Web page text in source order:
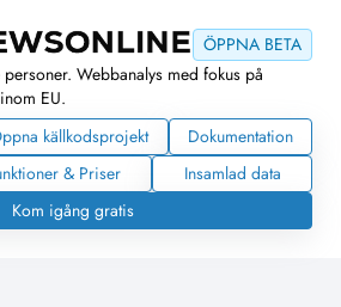
ÖPPNA BETA
Webbanalys med fokus på
EU.
källkodsprojekt
Dokumentation
& Priser
Insamlad data
Kom igång gratis